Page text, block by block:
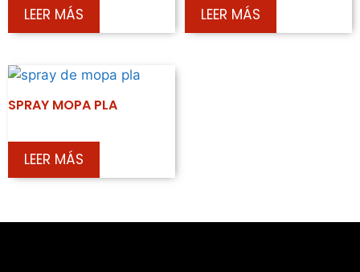
LEER MÁS LEER MÁS
SPRAY MOPA PLA
LEER MÁS